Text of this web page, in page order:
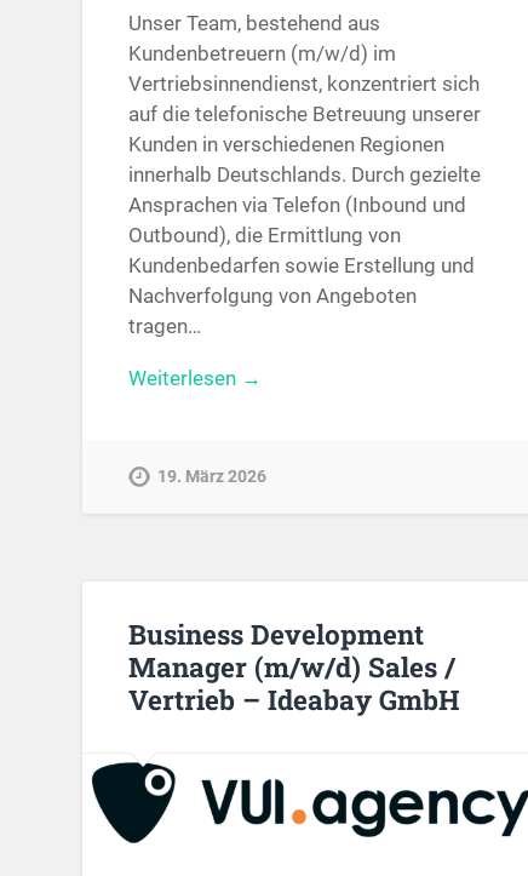
Unser Team, bestehend aus
Kundenbetreuern (m/w/d) im
Vertriebsinnendienst, konzentriert sich
auf die telefonische Betreuung unserer
Kunden in verschiedenen Regionen
innerhalb Deutschlands. Durch gezielte
Ansprachen via Telefon (Inbound und
Outbound), die Ermittlung von
Kundenbedarfen sowie Erstellung und
Nachverfolgung von Angeboten
tragen…
Weiterlesen →
19. März 2026
Business Development
Manager (m/w/d) Sales /
Vertrieb – Ideabay GmbH